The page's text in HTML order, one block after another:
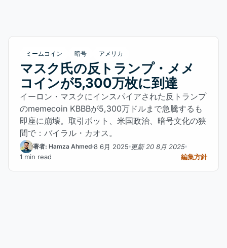
ミームコイン 暗号 アメリカ
マスク氏の反トランプ・メメ
コインが5,300万枚に到達
イーロン・マスクにインスパイアされた反トランプ
のmemecoin KBBBが5,300万ドルまで急騰するも
即座に崩壊。取引ボット、米国政治、暗号文化の狭
間で：バイラル・カオス。
著者: Hamza Ahmed 8 6月 2025 更新 20 8月 2025
1 min read
編集方針